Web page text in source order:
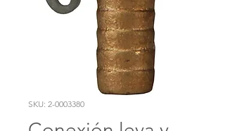
SKU: 2-0003380